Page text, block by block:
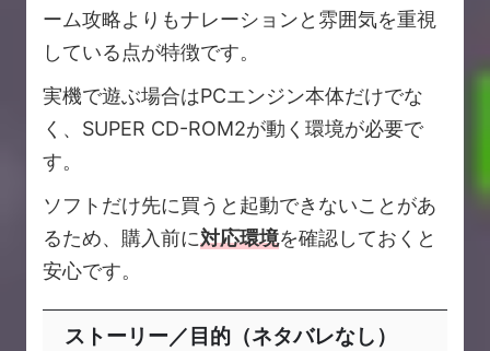
ーム攻略よりもナレーションと雰囲気を重視
している点が特徴です。
実機で遊ぶ場合はPCエンジン本体だけでな
く、SUPER CD-ROM2が動く環境が必要で
す。
ソフトだけ先に買うと起動できないことがあ
るため、購入前に対応環境を確認しておくと
安心です。
ストーリー／目的（ネタバレなし）